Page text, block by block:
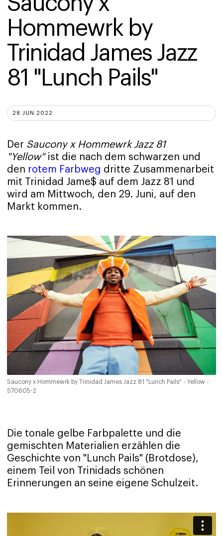
Hommewrk by
Trinidad James Jazz
81 "Lunch Pails"
28 JUN 2022
Der Saucony x Hommewrk Jazz 81
"Yellow"ist die nach dem schwarzen und
den rotem Farbweg dritte Zusammenarbeit
mit Trinidad Jame$ auf dem Jazz 81 und
wird am Mittwoch, den 29. Juni, auf den
Markt kommen.
Saucony x Hommewrk by Trinidad James Jazz 81 "Lunch Pails" - Yellow -
S70605-2
Die tonale gelbe Farbpalette und die
gemischten Materialien erzählen die
Geschichte von "Lunch Pails" (Brotdose),
einem Teil von Trinidads schönen
Erinnerungen an seine eigene Schulzeit.